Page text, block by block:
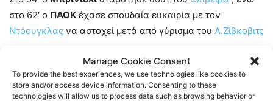
Manage Cookie Consent
To provide the best experiences, we use technologies like cookies to
store and/or access device information. Consenting to these
technologies will allow us to process data such as browsing behavior or
στο 62′ ο ΠΑΟΚ έχασε σπουδαία ευκαιρία με τον
Ντόουγκλας να αστοχεί μετά από γύρισμα του Α.Ζίβκοβιτς
ΟΠαναθηναϊκόςκόντρα στη ροή του αγώνα πέτυχε κι
άλλο γκολ. Στο 72′ μετά από μία φάση διαρκείας στα καρέ